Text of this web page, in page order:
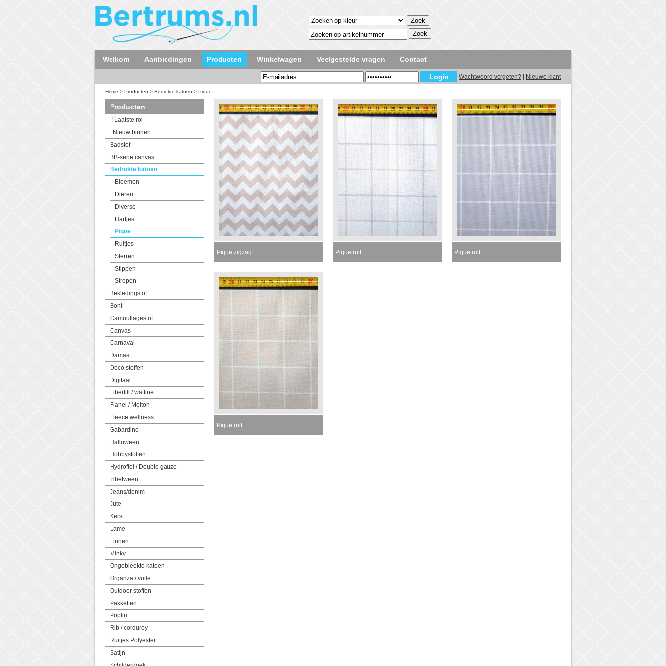
Welkom Aanbiedingen Producten Winkelwagen Veelgestelde vragen Contact
Wachtwoord vergeten? Nieuwe klant
Home > Producten > Bedrukte katoen > Pique
Producten
!! Laatste rol
! Nieuw binnen
Badstof
BB-serie canvas
Bedrukte katoen
Bloemen
Dieren
Diverse
Hartjes
Pique
Ruitjes
Sterren
Stippen
Strepen
Bekledingstof
Bont
Camouflagestof
Canvas
Carnaval
Damast
Deco stoffen
Digitaal
Fiberfill / wattine
Flanel / Molton
Fleece wellness
Gabardine
Halloween
Hobbystoffen
Hydrofiel / Double gauze
Inbetween
Jeans/denim
Jute
Kerst
Lame
Linnen
Minky
Ongebleekte katoen
Organza / voile
Outdoor stoffen
Pakketten
Poplin
Rib / corduroy
Ruitjes Polyester
Satijn
Pique zigzag Pique ruit Pique ruit
Pique ruit